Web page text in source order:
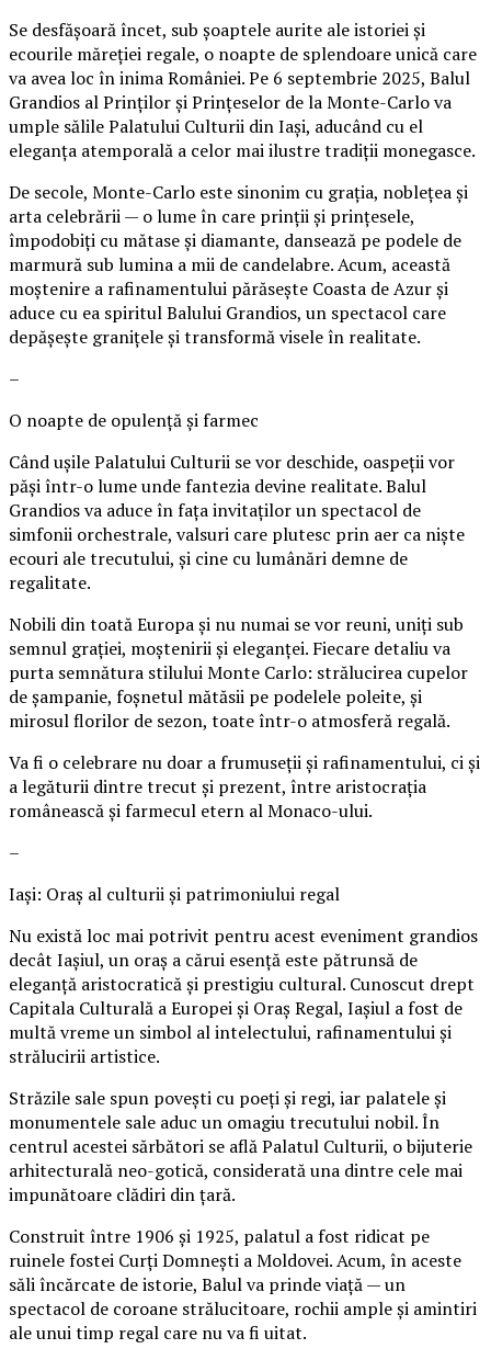
Se desfășoară încet, sub șoaptele aurite ale istoriei și
ecourile măreției regale, o noapte de splendoare unică care
va avea loc în inima României. Pe 6 septembrie 2025, Balul
Grandios al Prinților și Prințeselor de la Monte-Carlo va
umple sălile Palatului Culturii din Iași, aducând cu el
eleganța atemporală a celor mai ilustre tradiții monegasce.
De secole, Monte-Carlo este sinonim cu grația, noblețea și
arta celebrării — o lume în care prinții și prințesele,
împodobiți cu mătase și diamante, dansează pe podele de
marmură sub lumina a mii de candelabre. Acum, această
moștenire a rafinamentului părăsește Coasta de Azur și
aduce cu ea spiritul Balului Grandios, un spectacol care
depășește granițele și transformă visele în realitate.
–
O noapte de opulență și farmec
Când ușile Palatului Culturii se vor deschide, oaspeții vor
păși într-o lume unde fantezia devine realitate. Balul
Grandios va aduce în fața invitaților un spectacol de
simfonii orchestrale, valsuri care plutesc prin aer ca niște
ecouri ale trecutului, și cine cu lumânări demne de
regalitate.
Nobili din toată Europa și nu numai se vor reuni, uniți sub
semnul grației, moștenirii și eleganței. Fiecare detaliu va
purta semnătura stilului Monte Carlo: strălucirea cupelor
de șampanie, foșnetul mătăsii pe podelele poleite, și
mirosul florilor de sezon, toate într-o atmosferă regală.
Va fi o celebrare nu doar a frumuseții și rafinamentului, ci și
a legăturii dintre trecut și prezent, între aristocrația
românească și farmecul etern al Monaco-ului.
–
Iași: Oraș al culturii și patrimoniului regal
Nu există loc mai potrivit pentru acest eveniment grandios
decât Iașiul, un oraș a cărui esență este pătrunsă de
eleganță aristocratică și prestigiu cultural. Cunoscut drept
Capitala Culturală a Europei și Oraș Regal, Iașiul a fost de
multă vreme un simbol al intelectului, rafinamentului și
strălucirii artistice.
Străzile sale spun povești cu poeți și regi, iar palatele și
monumentele sale aduc un omagiu trecutului nobil. În
centrul acestei sărbători se află Palatul Culturii, o bijuterie
arhitecturală neo-gotică, considerată una dintre cele mai
impunătoare clădiri din țară.
Construit între 1906 și 1925, palatul a fost ridicat pe
ruinele fostei Curți Domnești a Moldovei. Acum, în aceste
săli încărcate de istorie, Balul va prinde viață — un
spectacol de coroane strălucitoare, rochii ample și amintiri
ale unui timp regal care nu va fi uitat.